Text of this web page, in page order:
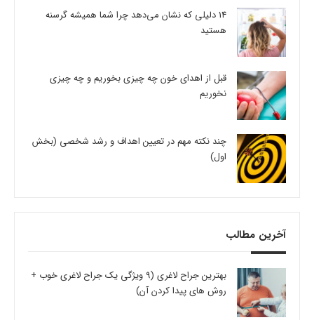
14 دلیلی که نشان می‌دهد چرا شما همیشه گرسنه
هستید
قبل از اهدای خون چه چیزی بخوریم و چه چیزی
نخوریم
چند نکته مهم در تعیین اهداف و رشد شخصی (بخش
اول)
آخرین مطالب
بهترین جراح لاغری (9 ویژگی یک جراح لاغری خوب +
روش های پیدا کردن آن)